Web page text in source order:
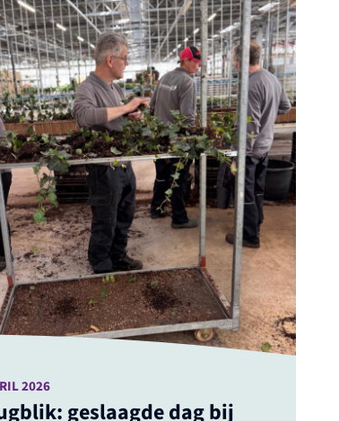
geslaagde dag bij
2026